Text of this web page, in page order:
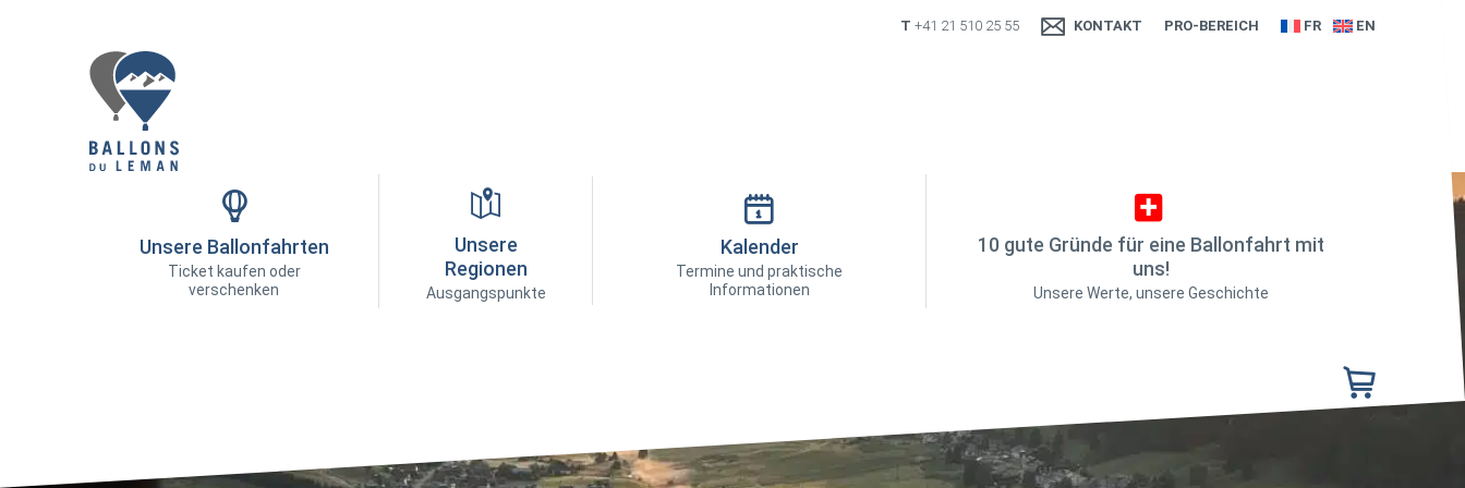
T +41 21 510 25 55 KONTAKT PRO-BEREICH FR EN
Unsere Ballonfahrten
Ticket kaufen oder
verschenken
Unsere
Regionen
Ausgangspunkte
Kalender
Termine und praktische
Informationen
10 gute Gründe für eine Ballonfahrt mit
uns!
Unsere Werte, unsere Geschichte